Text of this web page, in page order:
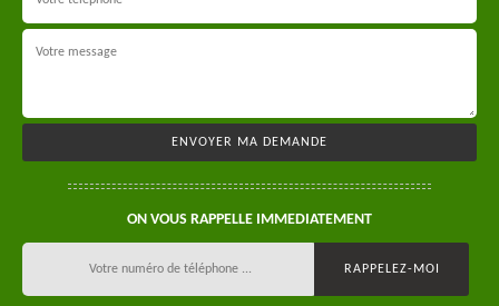
ON VOUS RAPPELLE IMMEDIATEMENT